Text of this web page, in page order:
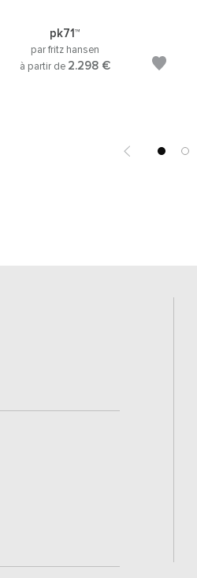
pk71™
par fritz hansen
à partir de 2.298 €